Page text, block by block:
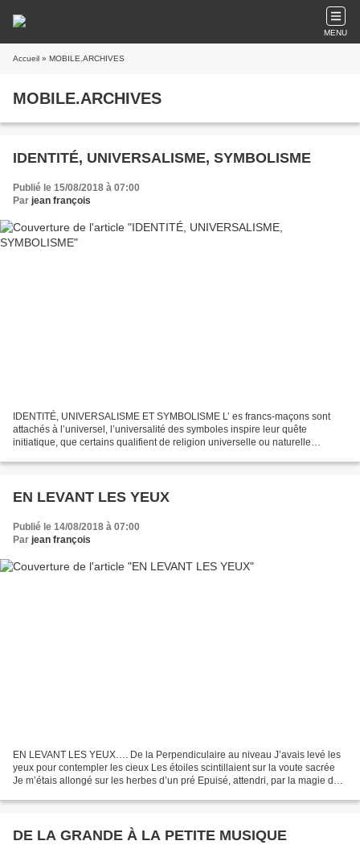
MENU
Accueil » MOBILE.ARCHIVES
MOBILE.ARCHIVES
IDENTITÉ, UNIVERSALISME, SYMBOLISME
Publié le 15/08/2018 à 07:00
Par jean françois
IDENTITÉ, UNIVERSALISME ET SYMBOLISME L’ es francs-maçons sont
attachés à l’universel, l’universalité des symboles inspire leur quête
initiatique, que certains qualifient de religion universelle ou naturelle
EN LEVANT LES YEUX
Publié le 14/08/2018 à 07:00
Par jean françois
EN LEVANT LES YEUX…. De la Perpendiculaire au niveau J’avais levé les
yeux pour contempler les cieux Les étoiles scintillaient sur la voute sacrée
Je m’étais allongé sur les herbes d’un pré Epuisé, attendri, par la magie du
DE LA GRANDE À LA PETITE MUSIQUE